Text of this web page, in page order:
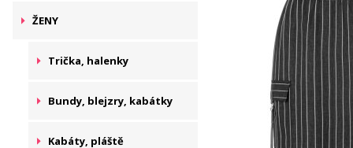
ŽENY
Trička, halenky
Bundy, blejzry, kabátky
Kabáty, pláště